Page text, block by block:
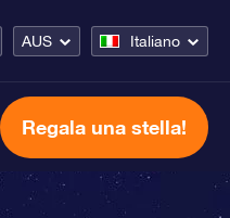
AUS Italiano
Regala una stella!